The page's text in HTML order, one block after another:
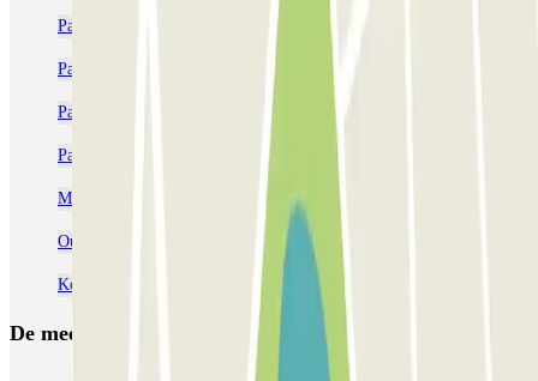
Parkeren Scheveningen | Goedkope parkeergarage reserveren
Parkeren bij AFAS Circustheater: Reserveer je plek | Parclick
Parkeren bij Rotterdam airport | Lang parkeren
Parkeren Rotterdam Centraal | Goedkope parkeergarage reserveren
Markthallen Rotterdam parkeren | Parclick
Oude Haven Rotterdam parkeren
Kop van Zuid parkeren | Parclick
De meest geboekte parkings